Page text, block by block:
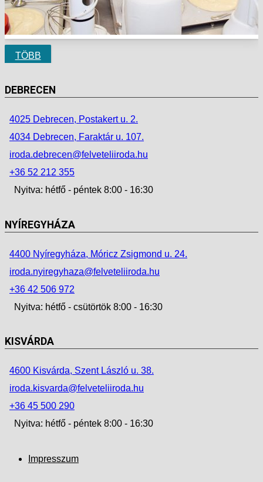
TÖBB
DEBRECEN
4025 Debrecen, Postakert u. 2.
4034 Debrecen, Faraktár u. 107.
iroda.debrecen@felveteliiroda.hu
+36 52 212 355
Nyitva: hétfő - péntek 8:00 - 16:30
NYÍREGYHÁZA
4400 Nyíregyháza, Móricz Zsigmond u. 24.
iroda.nyiregyhaza@felveteliiroda.hu
+36 42 506 972
Nyitva: hétfő - csütörtök 8:00 - 16:30
KISVÁRDA
4600 Kisvárda, Szent László u. 38.
iroda.kisvarda@felveteliiroda.hu
+36 45 500 290
Nyitva: hétfő - péntek 8:00 - 16:30
Impresszum